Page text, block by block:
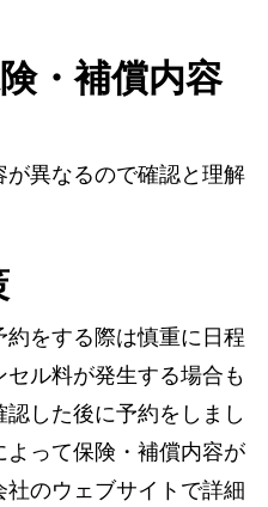
・補償内容
異なるので確認と理解
をする際は慎重に日程
ル料が発生する場合も
した後に予約をしまし
よって保険・補償内容が
のウェブサイトで詳細